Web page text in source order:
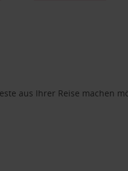
aus Ihrer Reise machen